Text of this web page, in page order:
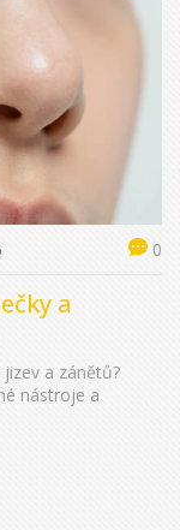
0
a
a zánětů?
nástroje a